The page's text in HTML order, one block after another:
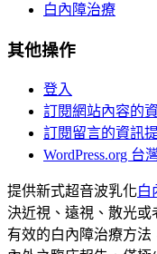
白內障治療
其他操作
登入
訂閱網站內容的
訂閱留言的資訊
WordPress.org 台
提供新式超音波乳化白
決近視、遠視、散光
有效的白內障治療方法